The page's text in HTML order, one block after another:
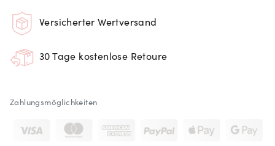
Versicherter Wertversand
30 Tage kostenlose Retoure
Zahlungsmöglichkeiten